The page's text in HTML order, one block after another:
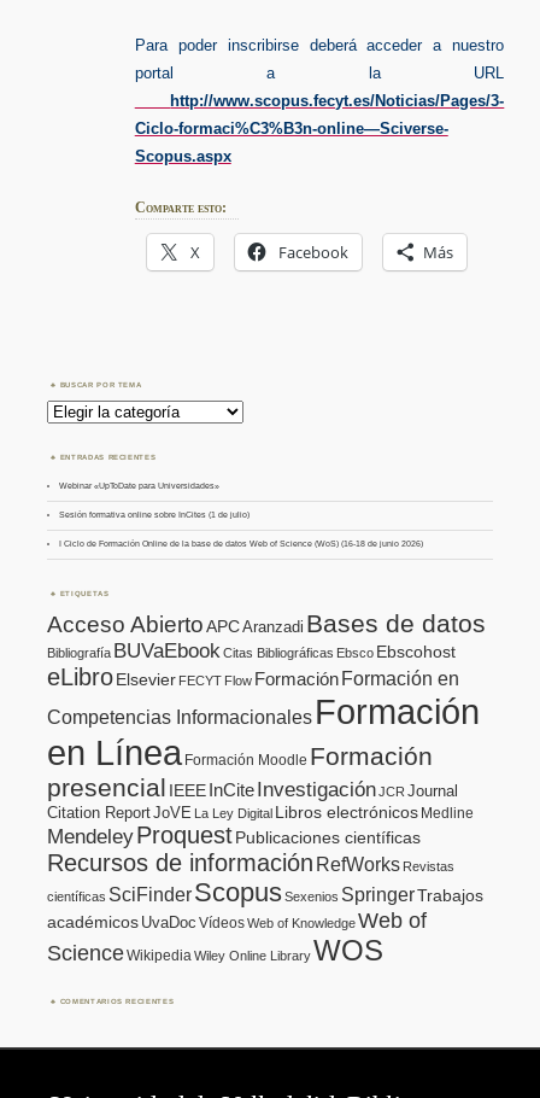
Para poder inscribirse deberá acceder a nuestro
portal a la URL
http://www.scopus.fecyt.es/Noticias/Pages/3-
Ciclo-formaci%C3%B3n-online—Sciverse-
Scopus.aspx
Comparte esto:
X Facebook Más
BUSCAR POR TEMA
Buscar
por
Tema
ENTRADAS RECIENTES
Webinar «UpToDate para Universidades»
Sesión formativa online sobre InCites (1 de julio)
I Ciclo de Formación Online de la base de datos Web of Science (WoS) (16-18 de junio 2026)
ETIQUETAS
Acceso AbiertoAPCAranzadi Bases de datos
Bibliografía BUVaEbook Citas Bibliográficas Ebsco Ebscohost
eLibroElsevier FECYT Flow FormaciónFormación en
Competencias Informacionales Formación
en Línea Formación Moodle Formación
presencial IEEE InCiteInvestigaciónJCR Journal
Citation ReportJoVE La Ley Digital Libros electrónicos Medline
MendeleyProquestPublicaciones científicas
Recursos de información RefWorks Revistas
científicas SciFinderScopusSexenios SpringerTrabajos
académicos UvaDoc VídeosWeb of KnowledgeWeb of
ScienceWikipedia Wiley Online LibraryWOS
COMENTARIOS RECIENTES